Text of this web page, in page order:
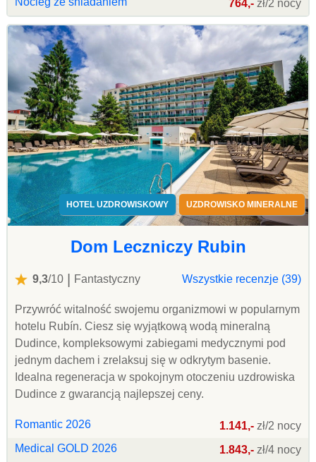
764,- zł/2 nocy
HOTEL UZDROWISKOWY UZDROWISKO MINERALNE
Dom Leczniczy Rubin
9,3/10 Fantastyczny Wszystkie recenzje (39)
Przywróć witalność swojemu organizmowi w popularnym
hotelu Rubín. Ciesz się wyjątkową wodą mineralną
Dudince, kompleksowymi zabiegami medycznymi pod
jednym dachem i zrelaksuj się w odkrytym basenie.
Idealna regeneracja w spokojnym otoczeniu uzdrowiska
Dudince z gwarancją najlepszej ceny.
Romantic 2026 1.141,- zł/2 nocy
Medical GOLD 2026
1.843,- zł/4 nocy